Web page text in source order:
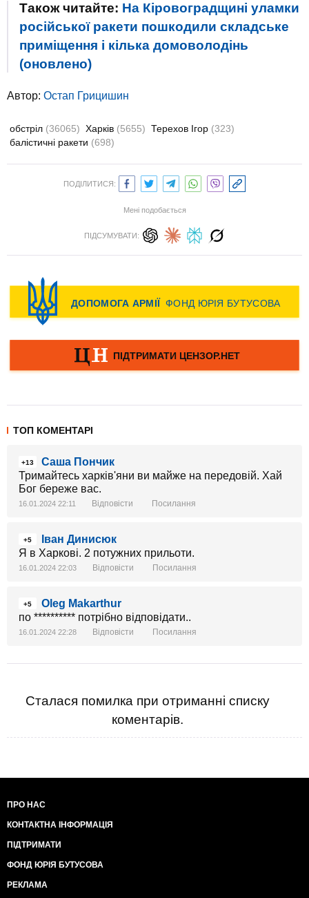
Також читайте: На Кіровоградщині уламки
російської ракети пошкодили складське
приміщення і кілька домоволодінь
(оновлено)
Автор: Остап Грицишин
обстріл (36065) Харків (5655) Терехов Ігор (323)
балістичні ракети (698)
ПОДІЛИТИСЯ:
Мені подобається
ПІДСУМУВАТИ:
ТОП КОМЕНТАРІ
+13
Саша Пончик
Тримайтесь харків'яни ви майже на передовій. Хай
Бог береже вас.
16.01.2024 22:11 Відповісти Посилання
+5
Іван Динисюк
Я в Харкові. 2 потужних прильоти.
16.01.2024 22:03 Відповісти Посилання
+5
Oleg Makarthur
по ********** потрібно відповідати..
16.01.2024 22:28 Відповісти Посилання
Сталася помилка при отриманні списку
коментарів.
ПРО НАС
КОНТАКТНА ІНФОРМАЦІЯ
ПІДТРИМАТИ
ФОНД ЮРІЯ БУТУСОВА
РЕКЛАМА